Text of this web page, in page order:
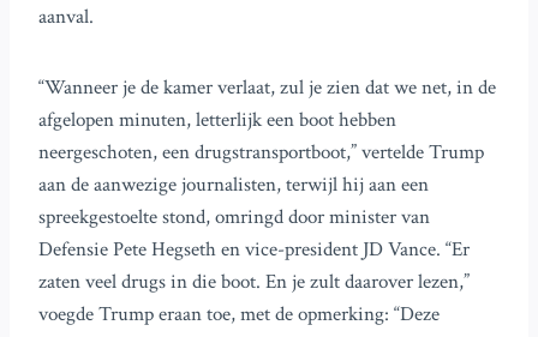
aanval.
“Wanneer je de kamer verlaat, zul je zien dat we net, in de
afgelopen minuten, letterlijk een boot hebben
neergeschoten, een drugstransportboot,” vertelde Trump
aan de aanwezige journalisten, terwijl hij aan een
spreekgestoelte stond, omringd door minister van
Defensie Pete Hegseth en vice-president JD Vance. “Er
zaten veel drugs in die boot. En je zult daarover lezen,”
voegde Trump eraan toe, met de opmerking: “Deze